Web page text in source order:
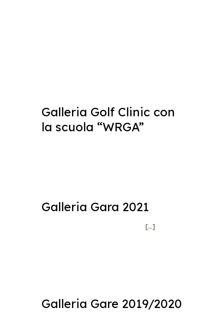
Galleria Golf Clinic con
la scuola “WRGA”
Galleria Gara 2021
[…]
Galleria Gare 2019/2020